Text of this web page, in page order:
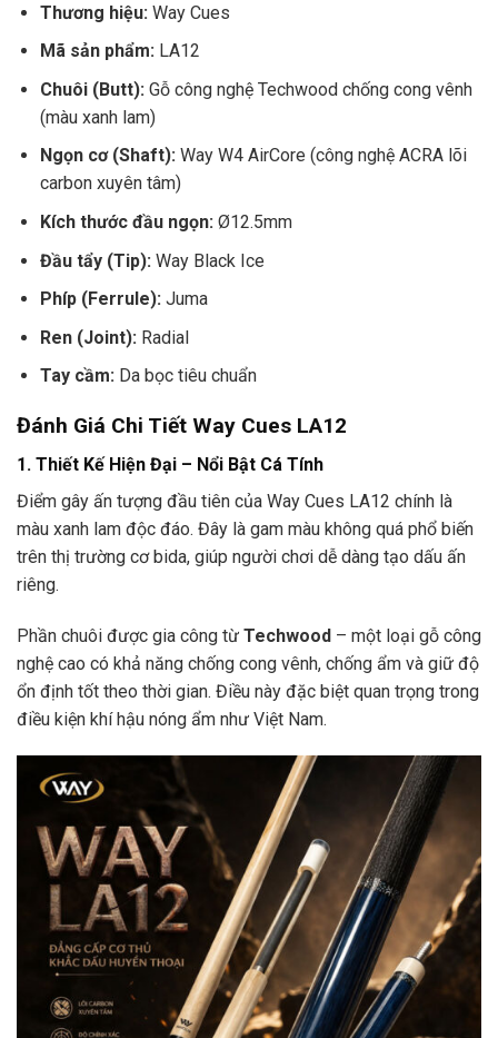
Thương hiệu: Way Cues
Mã sản phẩm:LA12
Chuôi (Butt):Gỗ công nghệ Techwood chống cong vênh
(màu xanh lam)
Ngọn cơ (Shaft):Way W4 AirCore (công nghệ ACRA lõi
carbon xuyên tâm)
Kích thước đầu ngọn:Ø12.5mm
Đầu tẩy (Tip): Way Black Ice
Phíp (Ferrule):Juma
Ren (Joint): Radial
Tay cầm:Da bọc tiêu chuẩn
Đánh Giá Chi Tiết Way Cues LA12
1. Thiết Kế Hiện Đại – Nổi Bật Cá Tính
Điểm gây ấn tượng đầu tiên của Way Cues LA12 chính là
màu xanh lam độc đáo. Đây là gam màu không quá phổ biến
trên thị trường cơ bida, giúp người chơi dễ dàng tạo dấu ấn
riêng.
Phần chuôi được gia công từ Techwood – một loại gỗ công
nghệ cao có khả năng chống cong vênh, chống ẩm và giữ độ
ổn định tốt theo thời gian. Điều này đặc biệt quan trọng trong
điều kiện khí hậu nóng ẩm như Việt Nam.